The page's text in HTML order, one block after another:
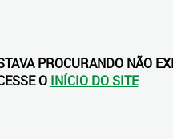
PROCURANDO NÃO
O INÍCIO DO SITE